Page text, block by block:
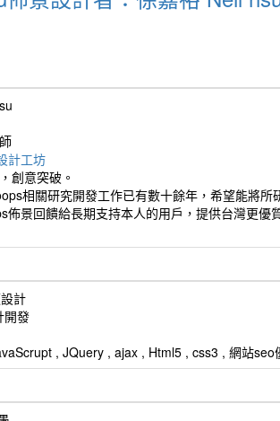
計工坊
創意突破。
相關研究開發工作已有數十餘年，希望能將所
佈景回饋給長期支持本人的用戶，提供台灣更優
計
開發
, JQuery , ajax , Html5 , css3 , 網站seo